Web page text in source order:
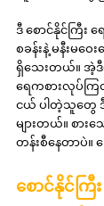
ဒီ စောင်နိုင်ကြီး
စခန်းနဲ့ မနီးမဝ
ရှိသေးတယ်။ အဲ့ဒီ
ရေကစားလုပ်က
ငယ် ပါတဲ့သူတွေ ဒီ
များတယ်။ စာ
တန်းစီနေတာပဲ။ ည
စောင်နိုင်ကြီ